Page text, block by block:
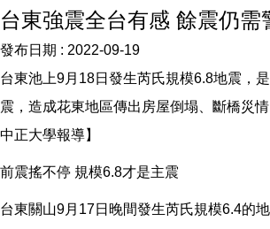
台東強震全台有感 餘震仍需
發布日期 : 2022-09-19
台東池上9月18日發生芮氏規模6.8地震，
震，造成花東地區傳出房屋倒塌、斷橋災
中正大學報導】
前震搖不停 規模6.8才是主震
台東關山9月17日晚間發生芮氏規模6.4的